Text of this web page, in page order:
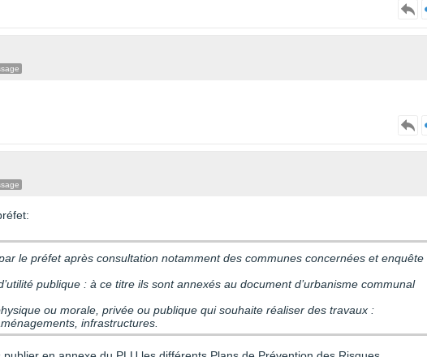
le préfet après consultation notamment des communes concernées et enquête
publique : à ce titre ils sont annexés au document d’urbanisme communal
ou morale, privée ou publique qui souhaite réaliser des travaux :
infrastructures.